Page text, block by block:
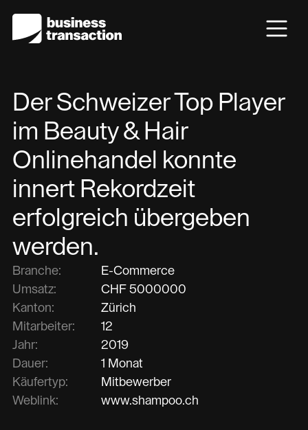
Der Schweizer Top Player
im Beauty & Hair
Onlinehandel konnte
innert Rekordzeit
erfolgreich übergeben
werden.
Branche:
E-Commerce
Umsatz:
CHF 5000000
Kanton:
Zürich
Mitarbeiter:
12
Jahr:
2019
Dauer:
1 Monat
Käufertyp:
Mitbewerber
Weblink:
www.shampoo.ch